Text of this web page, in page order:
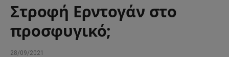
Στροφή Ερντογάν στο
προσφυγικό;
28/09/2021